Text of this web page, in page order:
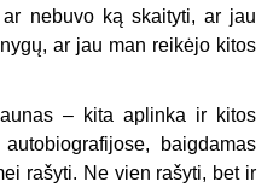
nebuvo ką skaityti, ar jau
ar jau man reikėjo kitos
– kita aplinka ir kitos
baigdamas
rašyti. Ne vien rašyti, bet ir